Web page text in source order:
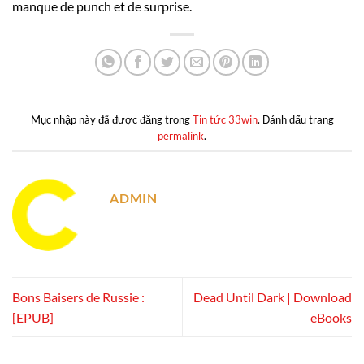
manque de punch et de surprise.
Mục nhập này đã được đăng trongTin tức 33win. Đánh dấu trang
permalink.
ADMIN
Bons Baisers de Russie :
[EPUB]
Dead Until Dark | Download
eBooks